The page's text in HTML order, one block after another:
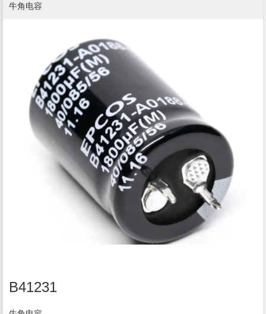
牛角电容
B41231